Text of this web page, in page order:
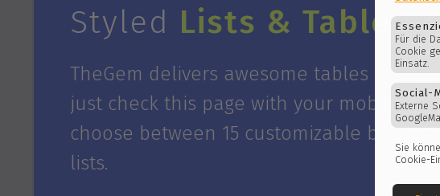
Styled Lists & Tables
TheGem delivers awesome tables in 3
just check this page with your mobile
choose between 15 customizable
lists.